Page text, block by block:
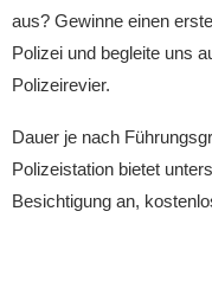
aus? Gewinne einen
Polizei und begleite uns
Polizeirevier.
Dauer je nach
Polizeistation bietet
Besichtigung an,